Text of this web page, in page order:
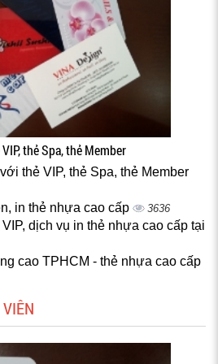
thẻ Spa, thẻ Member
thẻ VIP, thẻ Spa, thẻ Member
in thẻ nhựa cao cấp 3636
dịch vụ in thẻ nhựa cao cấp tại
cao TPHCM - thẻ nhựa cao cấp